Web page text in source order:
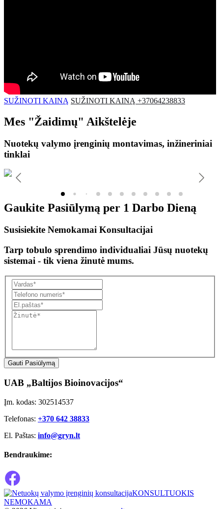
SUŽINOTI KAINĄ SUŽINOTI KAINĄ +37064238833
Mes "Žaidimų" Aikštelėje
Nuotekų valymo įrenginių montavimas, inžineriniai
tinklai
Gaukite Pasiūlymą per 1 Darbo Dieną
Susisiekite Nemokamai Konsultacijai
Tarp tobulo sprendimo individualiai Jūsų nuotekų
sistemai - tik viena žinutė mums.
Gauti Pasiūlymą
UAB „Baltijos Bioinovacijos“
Įm. kodas: 302514537
Telefonas: +370 642 38833
El. Paštas: info@gryn.lt
Bendraukime:
KONSULTUOKIS
NEMOKAMA